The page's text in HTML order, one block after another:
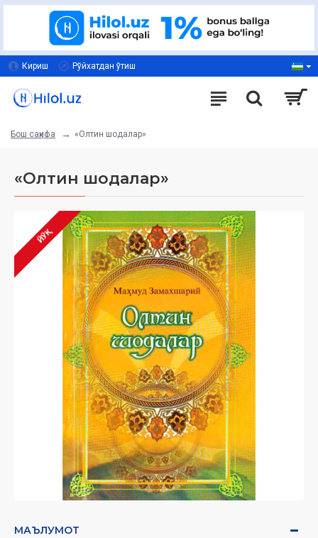
Кириш Рўйхатдан ўтиш
Бош саҳифа «Олтин шодалар»
«Олтин шодалар»
ЙЎҚ
МАЪЛУМОТ